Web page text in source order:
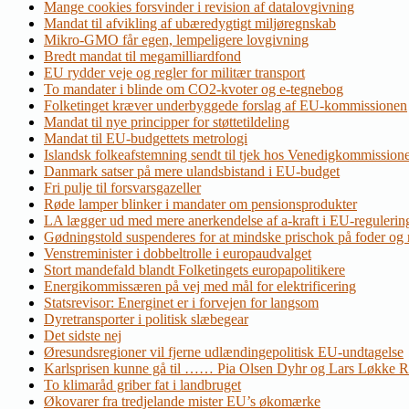
Mange cookies forsvinder i revision af datalovgivning
Mandat til afvikling af ubæredygtigt miljøregnskab
Mikro-GMO får egen, lempeligere lovgivning
Bredt mandat til megamilliardfond
EU rydder veje og regler for militær transport
To mandater i blinde om CO2-kvoter og e-tegnebog
Folketinget kræver underbyggede forslag af EU-kommissionen
Mandat til nye principper for støttetildeling
Mandat til EU-budgettets metrologi
Islandsk folkeafstemning sendt til tjek hos
Danmark satser på mere ulandsbistand i EU-budget
Fri pulje til forsvarsgazeller
Røde lamper blinker i mandater om pensionsprodukter
LA lægger ud med mere anerkendelse af a-kraft i EU-
Gødningstold suspenderes for at mindske prischok på foder og
Venstreminister i dobbeltrolle i europaudvalget
Stort mandefald blandt Folketingets europapolitikere
Energikommissæren på vej med mål for elektrificering
Statsrevisor: Energinet er i forvejen for langsom
Dyretransporter i politisk slæbegear
Det sidste nej
Øresundsregioner vil fjerne udlændingepolitisk EU-undtagelse
Karlsprisen kunne gå til …… Pia Olsen Dyhr og Lars Løkke
To klimaråd griber fat i landbruget
Økovarer fra tredjelande mister EU’s økomærke